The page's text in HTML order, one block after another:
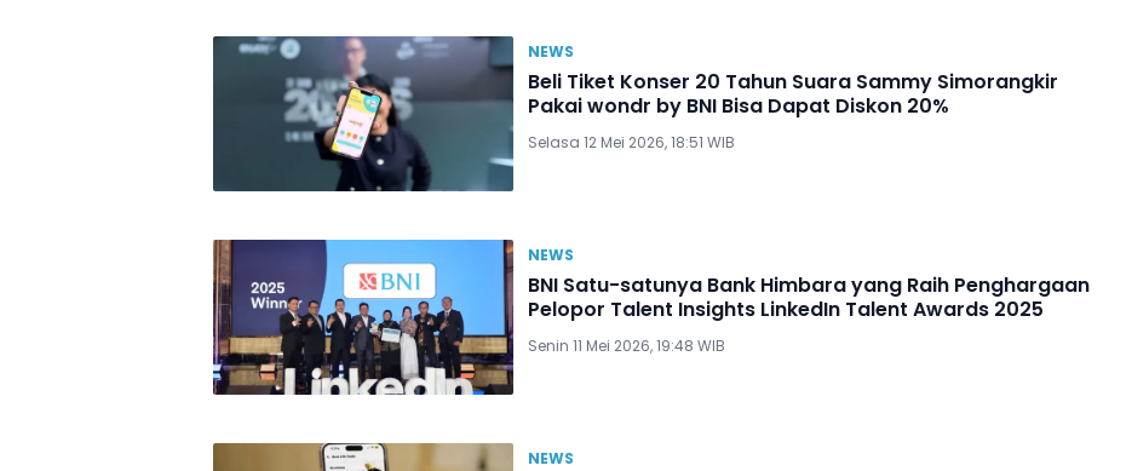
NEWS
Beli Tiket Konser 20 Tahun Suara Sammy Simorangkir
Pakai wondr by BNI Bisa Dapat Diskon 20%
Selasa 12 Mei 2026, 18:51 WIB
NEWS
BNI Satu-satunya Bank Himbara yang Raih Penghargaan
Pelopor Talent Insights LinkedIn Talent Awards 2025
Senin 11 Mei 2026, 19:48 WIB
NEWS